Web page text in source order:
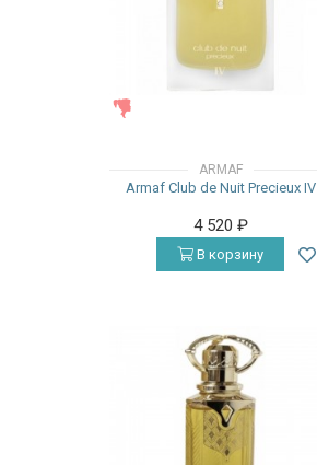
ARMAF
Armaf Club de Nuit Precieux IV
4 520 ₽
В корзину